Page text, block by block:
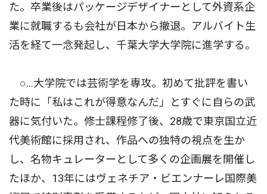
た。卒業後はパッケージデザイナーとして外資系企
業に就職するも会社が日本から撤退。アルバイト生
活を経て一念発起し、千葉大学大学院に進学する。
○…大学院では芸術学を専攻。初めて批評を書い
た時に「私はこれが得意なんだ」とすぐに自らの武
器に気付いた。修士課程修了後、28歳で東京国立近
代美術館に採用され、作品への独特の視点を生か
し、名物キュレーターとして多くの企画展を開催し
たほか、13年にはヴェネチア・ビエンナーレ国際美